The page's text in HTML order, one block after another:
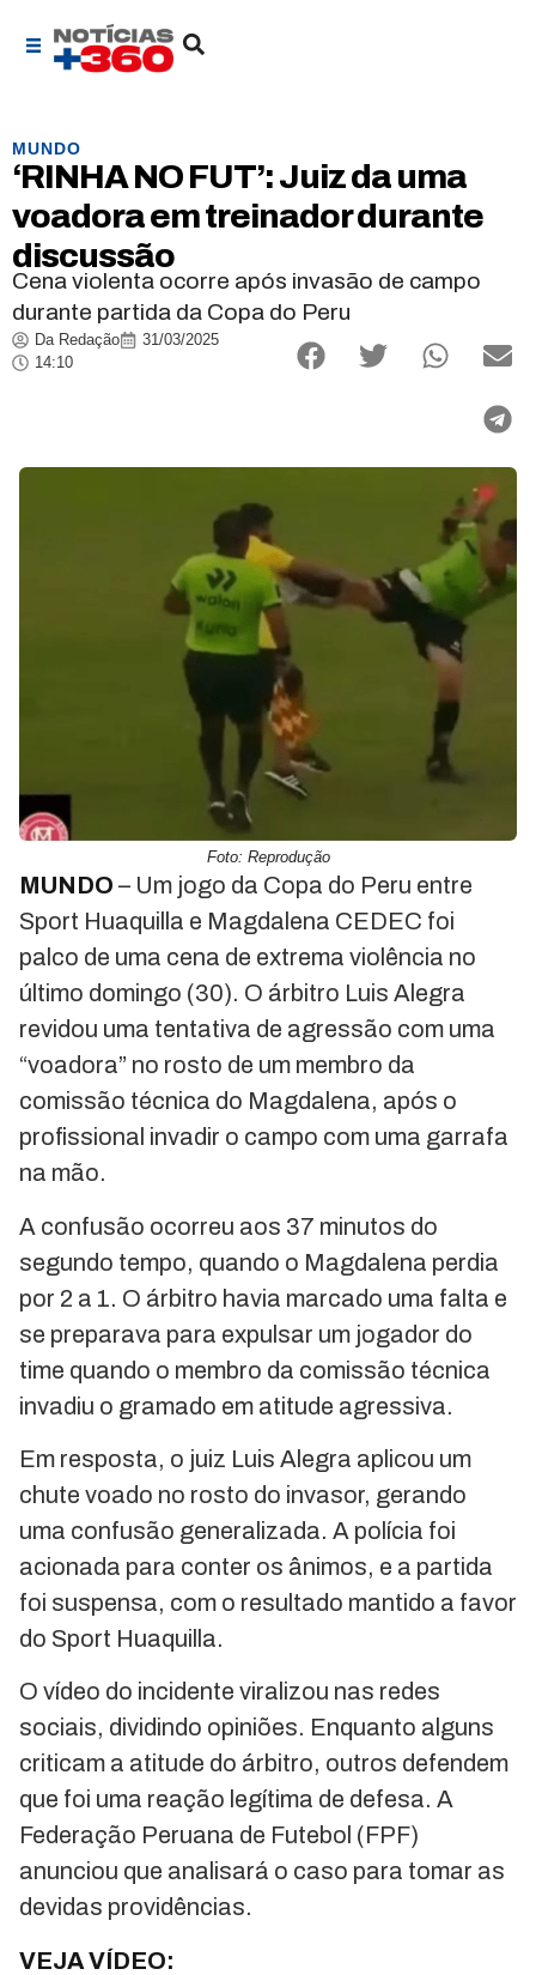
MUNDO
‘RINHA NO FUT’: Juiz da uma
voadora em treinador durante
discussão
Cena violenta ocorre após invasão de campo
durante partida da Copa do Peru
Da Redação
31/03/2025
14:10
Foto: Reprodução
MUNDO – Um jogo da Copa do Peru entre
Sport Huaquilla e Magdalena CEDEC foi
palco de uma cena de extrema violência no
último domingo (30). O árbitro Luis Alegra
revidou uma tentativa de agressão com uma
“voadora” no rosto de um membro da
comissão técnica do Magdalena, após o
profissional invadir o campo com uma garrafa
na mão.
A confusão ocorreu aos 37 minutos do
segundo tempo, quando o Magdalena perdia
por 2 a 1. O árbitro havia marcado uma falta e
se preparava para expulsar um jogador do
time quando o membro da comissão técnica
invadiu o gramado em atitude agressiva.
Em resposta, o juiz Luis Alegra aplicou um
chute voado no rosto do invasor, gerando
uma confusão generalizada. A polícia foi
acionada para conter os ânimos, e a partida
foi suspensa, com o resultado mantido a favor
do Sport Huaquilla.
O vídeo do incidente viralizou nas redes
sociais, dividindo opiniões. Enquanto alguns
criticam a atitude do árbitro, outros defendem
que foi uma reação legítima de defesa. A
Federação Peruana de Futebol (FPF)
anunciou que analisará o caso para tomar as
devidas providências.
VEJA VÍDEO: